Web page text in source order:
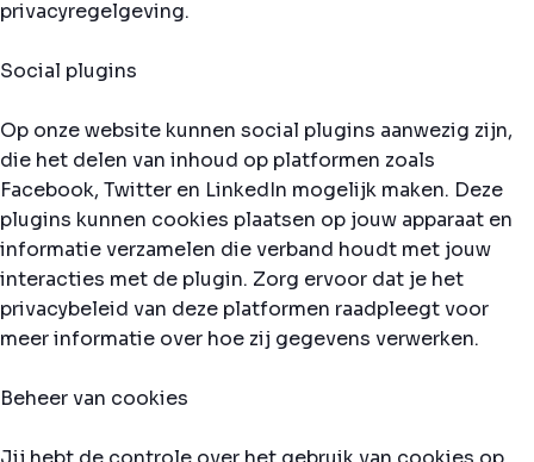
privacyregelgeving.
Social plugins
Op onze website kunnen social plugins aanwezig zijn,
die het delen van inhoud op platformen zoals
Facebook, Twitter en LinkedIn mogelijk maken. Deze
plugins kunnen cookies plaatsen op jouw apparaat en
informatie verzamelen die verband houdt met jouw
interacties met de plugin. Zorg ervoor dat je het
privacybeleid van deze platformen raadpleegt voor
meer informatie over hoe zij gegevens verwerken.
Beheer van cookies